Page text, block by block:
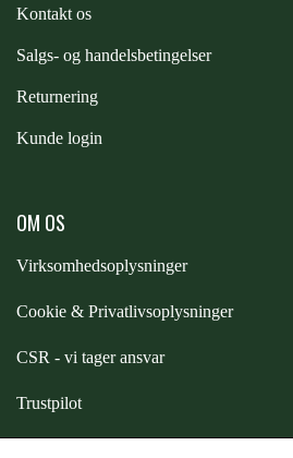
STUD MUFFIN
WALSH
Kontakt os
Salgs- og handelsbetingelser
Returnering
Kunde login
OM OS
Virksomhedsoplysninger
Cookie & Privatlivsoplysninger
CSR - vi tager ansvar
Trustpilot